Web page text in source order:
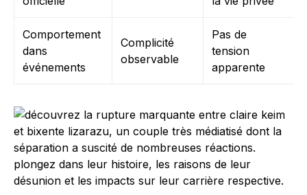
Comportement
dans
événements
Complicité
observable
Pas de
tension
apparente